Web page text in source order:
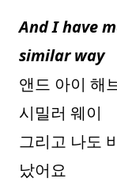
And I have
similar way
앤드 아이 해
시밀러 웨이
그리고 나도
났어요